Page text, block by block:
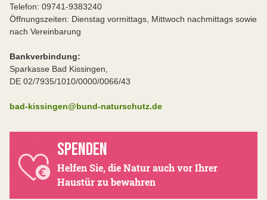
Telefon: 09741-9383240
Öffnungszeiten: Dienstag vormittags, Mittwoch nachmittags sowie
nach Vereinbarung
Bankverbindung:
Sparkasse Bad Kissingen,
DE 02/7935/1010/0000/0066/43
bad-kissingen@bund-naturschutz.de
SPENDEN
Helfen Sie, die Natur auch vor Ihrer
Haustür zu bewahren